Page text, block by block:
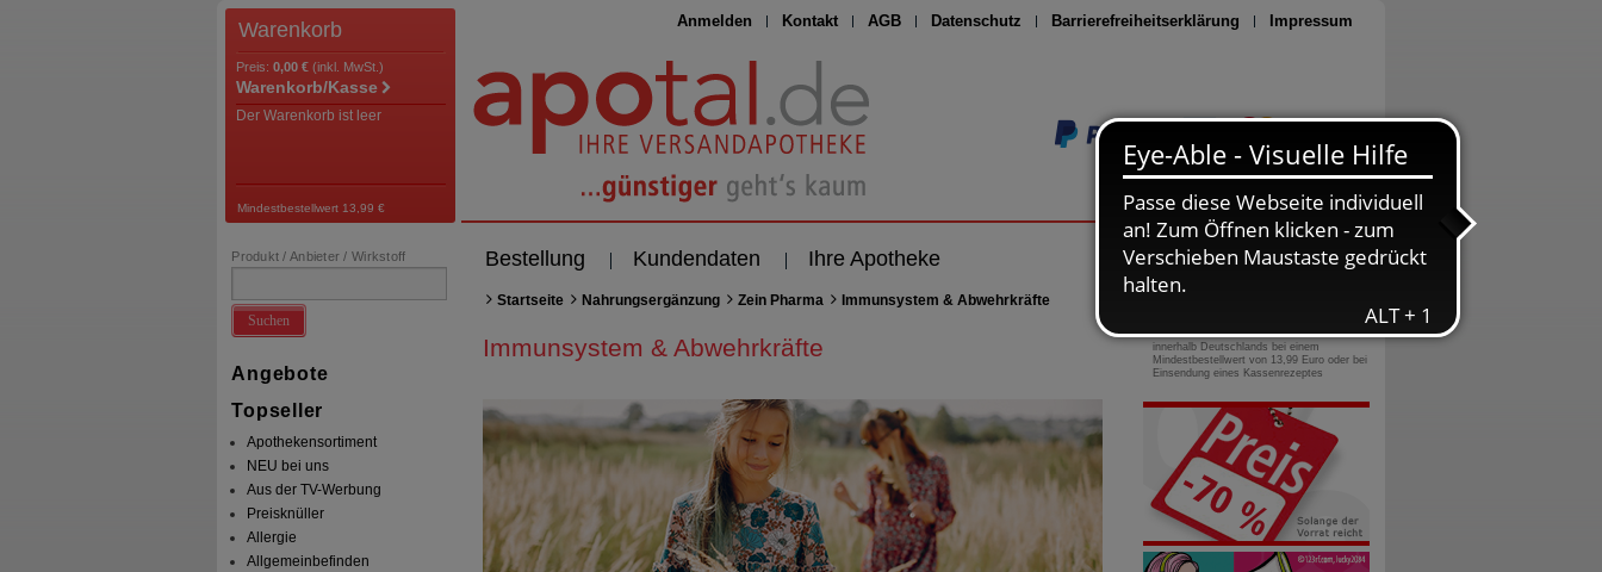
Anmelden Kontakt AGB Datenschutz Barrierefreiheitserklärung Impressum
Seite drucken
Warenkorb
Preis: 0,00 € (inkl. MwSt.)
Warenkorb/Kasse
Der Warenkorb ist leer
Mindestbestellwert 13,99 €
Bestellung Kundendaten Ihre Apotheke
Produkt / Anbieter / Wirkstoff
Suchen
Angebote
Topseller
Apothekensortiment
NEU bei uns
Aus der TV-Werbung
Preisknüller
Allergie
Allgemeinbefinden
Startseite Nahrungsergänzung Zein Pharma Immunsystem & Abwehrkräfte
Immunsystem & Abwehrkräfte
0800-10 11 422
gebührenfreie Rufnummer
innerhalb Deutschlands bei einem
Mindestbestellwert von 13,99 Euro oder bei
Einsendung eines Kassenrezeptes